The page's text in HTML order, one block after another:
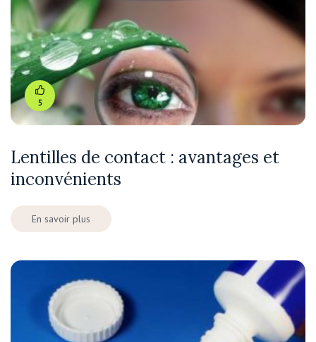
5
Lentilles de contact : avantages et
inconvénients
En savoir plus